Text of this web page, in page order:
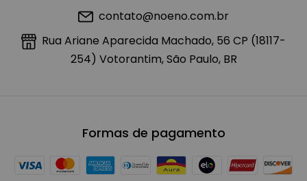
contato@noeno.com.br
Rua Ariane Aparecida Machado, 56 CP (18117-
254) Votorantim, São Paulo, BR
Formas de pagamento